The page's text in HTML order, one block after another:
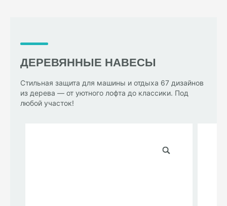
ДЕРЕВЯННЫЕ НАВЕСЫ
Стильная защита для машины и отдыха 67 дизайнов
из дерева — от уютного лофта до классики. Под
любой участок!